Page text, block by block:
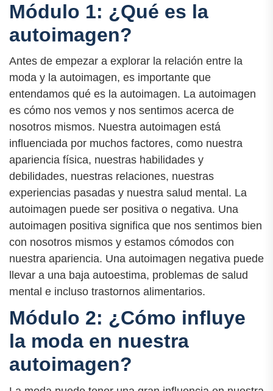
Módulo 1: ¿Qué es la
autoimagen?
Antes de empezar a explorar la relación entre la
moda y la autoimagen, es importante que
entendamos qué es la autoimagen. La autoimagen
es cómo nos vemos y nos sentimos acerca de
nosotros mismos. Nuestra autoimagen está
influenciada por muchos factores, como nuestra
apariencia física, nuestras habilidades y
debilidades, nuestras relaciones, nuestras
experiencias pasadas y nuestra salud mental. La
autoimagen puede ser positiva o negativa. Una
autoimagen positiva significa que nos sentimos bien
con nosotros mismos y estamos cómodos con
nuestra apariencia. Una autoimagen negativa puede
llevar a una baja autoestima, problemas de salud
mental e incluso trastornos alimentarios.
Módulo 2: ¿Cómo influye
la moda en nuestra
autoimagen?